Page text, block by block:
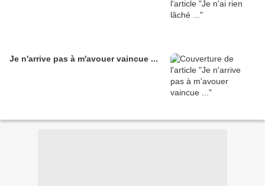
Je n'arrive pas à m'avouer vaincue ...